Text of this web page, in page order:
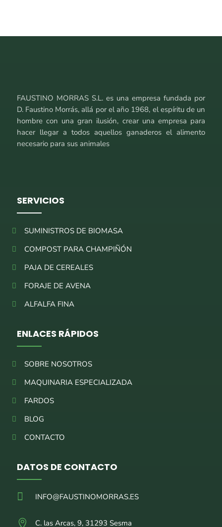
FAUSTINO MORRAS S.L. es una empresa fundada por
D. Faustino Morrás, allá por el año 1968, el espíritu de un
hombre con una gran ilusión, crear una empresa para
hacer llegar a todos aquellos ganaderos el alimento
necesario para sus animales
SERVICIOS
SUMINISTROS DE BIOMASA
COMPOST PARA CHAMPIÑÓN
PAJA DE CEREALES
FORAJE DE AVENA
ALFALFA FINA
ENLACES RÁPIDOS
SOBRE NOSOTROS
MAQUINARIA ESPECIALIZADA
FARDOS
BLOG
CONTACTO
DATOS DE CONTACTO
 INFO@FAUSTINOMORRAS.ES
 C. las Arcas, 9, 31293 Sesma